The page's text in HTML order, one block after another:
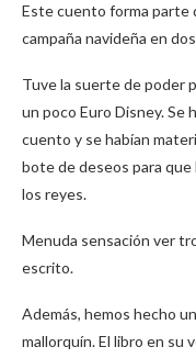
Este cuento forma parte
campaña navideña en
Tuve la suerte de poder
un poco Euro Disney. Se
cuento y se habían
bote de deseos para
los reyes.
Menuda sensación ver
escrito.
Además, hemos hecho
mallorquín. El libro en su